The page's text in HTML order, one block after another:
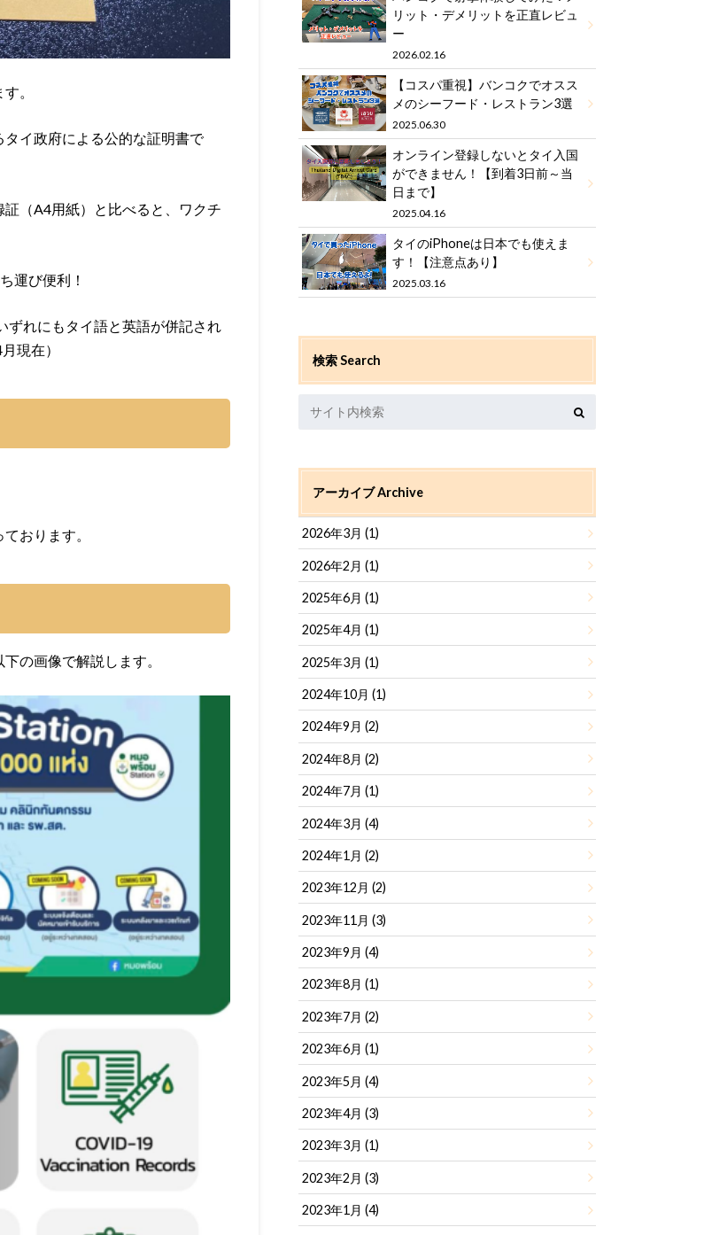
。
イ政府による公的な証明書で
（A4用紙）と比べると、ワクチ
運び便利！
ずれにもタイ語と英語が併記され
現在）
おります。
の画像で解説します。
リット・デメリットを正直レビュ
ー
2026.02.16
【コスパ重視】バンコクでオスス
メのシーフード・レストラン3選
2025.06.30
オンライン登録しないとタイ入国
ができません！【到着3日前～当
日まで】
2025.04.16
タイのiPhoneは日本でも使えま
す！【注意点あり】
2025.03.16
検索 Search
アーカイブ Archive
2026年3月 (1)
2026年2月 (1)
2025年6月 (1)
2025年4月 (1)
2025年3月 (1)
2024年10月 (1)
2024年9月 (2)
2024年8月 (2)
2024年7月 (1)
2024年3月 (4)
2024年1月 (2)
2023年12月 (2)
2023年11月 (3)
2023年9月 (4)
2023年8月 (1)
2023年7月 (2)
2023年6月 (1)
2023年5月 (4)
2023年4月 (3)
2023年3月 (1)
2023年2月 (3)
2023年1月 (4)